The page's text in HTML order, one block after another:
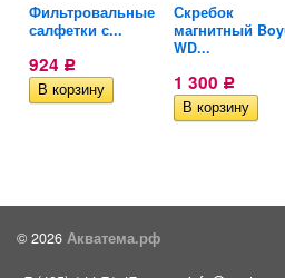
Фильтровальные
салфетки с...
924 Р
Скребок
магнитный
WD...
1 300 Р
© 2026 Акватема.рф